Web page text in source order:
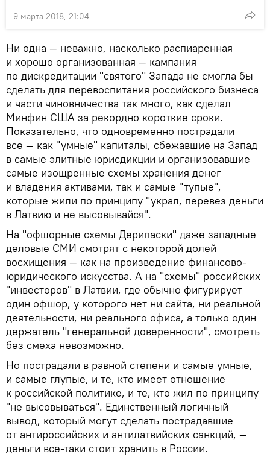
9 марта 2018, 21:04
Ни одна — неважно, насколько распиаренная
и хорошо организованная — кампания
по дискредитации "святого" Запада не смогла бы
сделать для перевоспитания российского бизнеса
и части чиновничества так много, как сделал
Минфин США за рекордно короткие сроки.
Показательно, что одновременно пострадали
все — как "умные" капиталы, сбежавшие на Запад
в самые элитные юрисдикции и организовавшие
самые изощренные схемы хранения денег
и владения активами, так и самые "тупые",
которые жили по принципу "украл, перевез деньги
в Латвию и не высовывайся".
На "офшорные схемы Дерипаски" даже западные
деловые СМИ смотрят с некоторой долей
восхищения — как на произведение финансово-
юридического искусства. А на "схемы" российских
"инвесторов" в Латвии, где обычно фигурирует
один офшор, у которого нет ни сайта, ни реальной
деятельности, ни реального офиса, а только один
держатель "генеральной доверенности", смотреть
без смеха невозможно.
Но пострадали в равной степени и самые умные,
и самые глупые, и те, кто имеет отношение
к российской политике, и те, кто жил по принципу
"не высовываться". Единственный логичный
вывод, который могут сделать пострадавшие
от антироссийских и антилатвийских санкций, —
деньги все-таки стоит хранить в России.